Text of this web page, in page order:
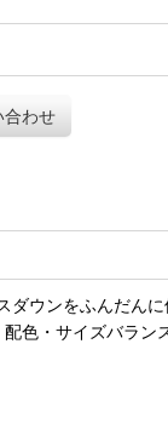
合わせ
ウンをふんだん
・サイズバラ